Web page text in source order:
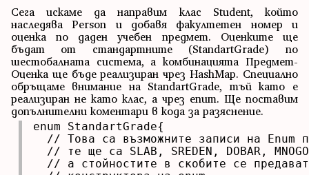
Сега искаме да направим клас Student, който
наследява Person и добавя факултетен номер и
оценка по даден учебен предмет. Оценките ще
бъдат от стандартните (StandartGrade) по
шестобалната система, а комбинацията Предмет-
Оценка ще бъде реализиран чрез HashMap. Специално
обръщаме внимание на StandartGrade, тъй като е
реализиран не като клас, а чрез enum. Ще поставим
допълнителни коментари в кода за разяснение.
enum StandartGrade{
// Това са възможните записи на Enum
// те ще са SLAB, SREDEN, DOBAR,
// а стойностите в скобите се